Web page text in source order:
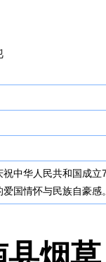
祝中华人民共和国成立
国情怀与民族自豪感